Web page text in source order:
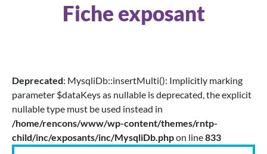
Fiche exposant
Deprecated: MysqliDb::insertMulti(): Implicitly marking
parameter $dataKeys as nullable is deprecated, the explicit
nullable type must be used instead in
/home/rencons/www/wp-content/themes/rntp-
child/inc/exposants/inc/MysqliDb.phpon line833